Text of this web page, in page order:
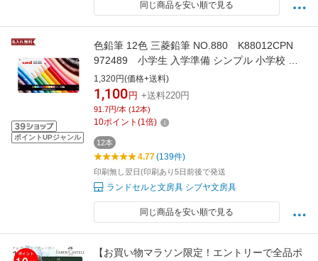
同じ商品を安い順で見る
ポイントUPジャンル
色鉛筆 12色 三菱鉛筆 NO.880 K88012CPN
972489 小学生 入学準備 シンプル 小学校 定
番 名入れ無料 [M便 1/4]
1,320円(価格+送料)
1,100 円 +送料220円
91.7円/本 (12本)
10ポイント (1倍)
12本
4.77(139件)
印刷無し翌日(印刷あり5日前後で発送
ランドセルと文房具 シブヤ文房具
同じ商品を安い順で見る
【お買い物マラソン限定！エントリーで全品ポ